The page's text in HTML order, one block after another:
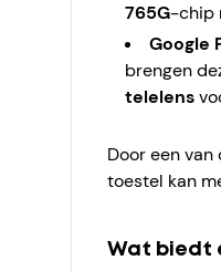
765G-chip
Google
brengen
telelens
Door een
toestel kan
Wat biedt